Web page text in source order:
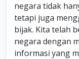
negara tidak
tetapi juga
bijak. Kita telah
negara dengan
informasi yang